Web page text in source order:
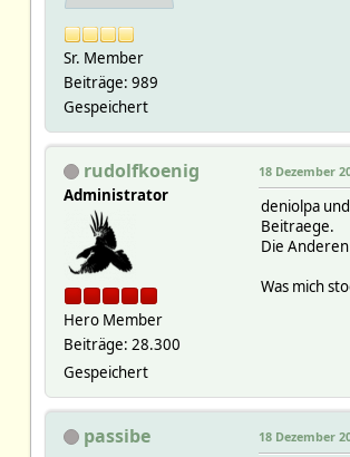
Sr. Member
Beiträge: 989
Gespeichert
rudolfkoenig
Administrator
Hero Member
Beiträge: 28.300
Gespeichert
18 Dezember
deniolpa
Beitraege.
Die
Was mich
passibe 18 Dezember